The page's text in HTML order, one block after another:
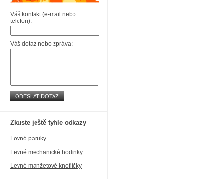
Váš kontakt (e-mail nebo
telefon):
Váš dotaz nebo zpráva:
ODESLAT DOTAZ
Zkuste ještě tyhle odkazy
Levné paruky
Levné mechanické hodinky
Levné manžetové knoflíčky